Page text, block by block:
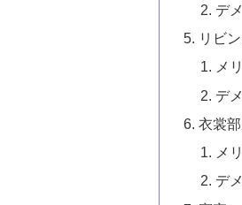
デ
リビ
メ
デ
衣裳
メ
デ